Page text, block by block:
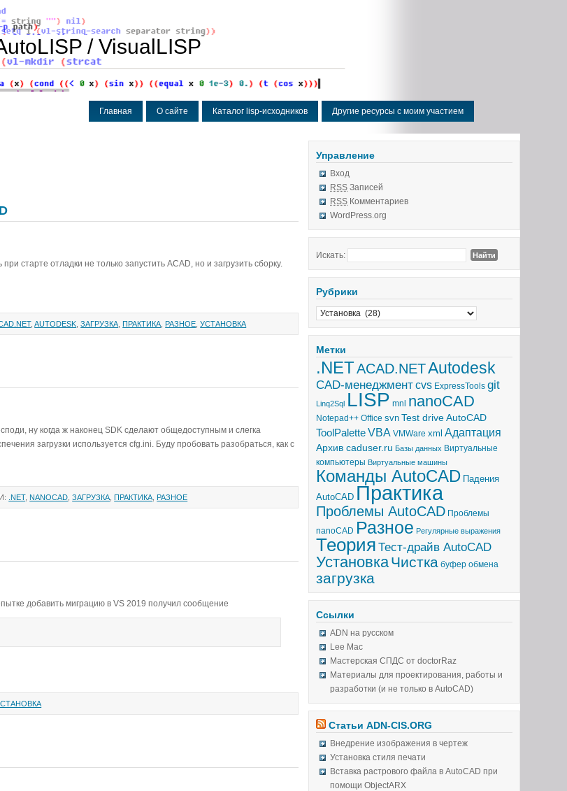
/ VisualLISP
Главная О сайте Каталог lisp-исходников Другие ресурсы с моим участием
старте отладки не только запустить ACAD, но и загрузить сборку.
,AUTODESK ,ЗАГРУЗКА ,ПРАКТИКА ,РАЗНОЕ ,УСТАНОВКА
ну когда ж наконец SDK сделают общедоступным и слегка
загрузки используется cfg.ini. Буду пробовать разобраться, как с
.NET,NANOCAD ,ЗАГРУЗКА ,ПРАКТИКА ,РАЗНОЕ
добавить миграцию в VS 2019 получил сообщение
Управление
Вход
RSS Записей
RSS Комментариев
WordPress.org
Искать:
Рубрики
Метки
.NETACAD.NETAutodesk
CAD-менеджмент cvs ExpressTools git
Linq2Sql LISP mnl nanoCAD
Notepad++ Office svn Test drive AutoCAD
ToolPalette VBA VMWare xml Адаптация
Архив caduser.ru Базы данных Виртуальные
компьютеры Виртуальные машины
Команды AutoCAD Падения
AutoCAD Практика
Проблемы AutoCAD Проблемы
nanoCAD Разное Регулярные выражения
Теория Тест-драйв AutoCAD
УстановкаЧистка буфер обмена
загрузка
Ссылки
ADN на русском
Lee Mac
Мастерская СПДС от doctorRaz
Материалы для проектирования, работы и
разработки (и не только в AutoCAD)
Статьи ADN-CIS.ORG
Внедрение изображения в чертеж
Установка стиля печати
Вставка растрового файла в AutoCAD при
помощи ObjectARX